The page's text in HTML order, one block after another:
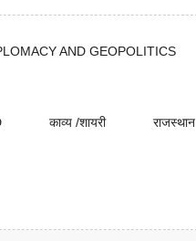
AND GEOPOLITICS
काव्य /शायरी राजस्थान